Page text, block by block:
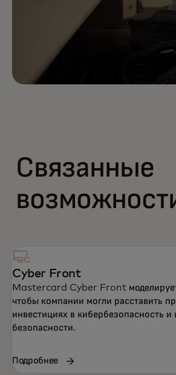
Связанные
Cyber Front
Mastercard Cyber Front
чтобы компании могли расставить
инвестициях в кибербезопасность и
безопасности.
Подробнее